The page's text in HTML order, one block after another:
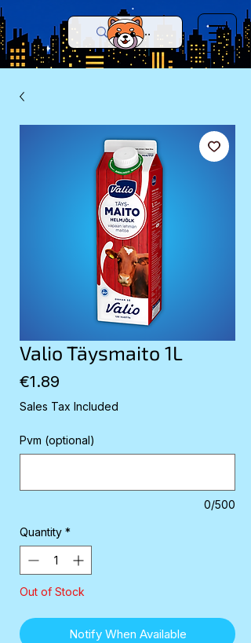
Valio Täysmaito 1L
€1.89
Sales Tax Included
Pvm (optional)
0/500
Quantity *
Out of Stock
Notify When Available